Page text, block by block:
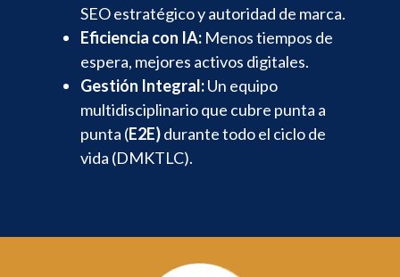
SEO estratégico y autoridad de marca.
Eficiencia con IA: Menos tiempos de
espera, mejores activos digitales.
Gestión Integral:Un equipo
multidisciplinario que cubre punta a
punta (E2E)durantetodo el ciclo de
vida (DMKTLC).